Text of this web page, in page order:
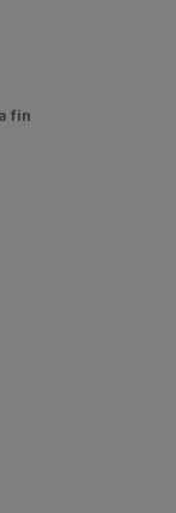
fin